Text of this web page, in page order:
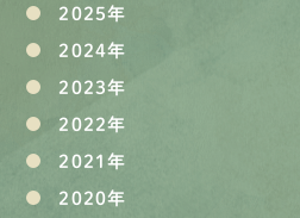
2025年
2024年
2023年
2022年
2021年
2020年